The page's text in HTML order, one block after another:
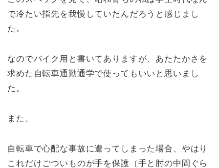
で冷たい指先を我慢していたんだろうと感じまし
た。
なのでバイク用と書いてありますが、あたたかさを
求めた自転車通勤通学で使ってもいいと思いまし
た。
また、
自転車で心配な事故に遭ってしまった場合、やはり
これだけごついものが手を保護（手と肘の中間ぐら